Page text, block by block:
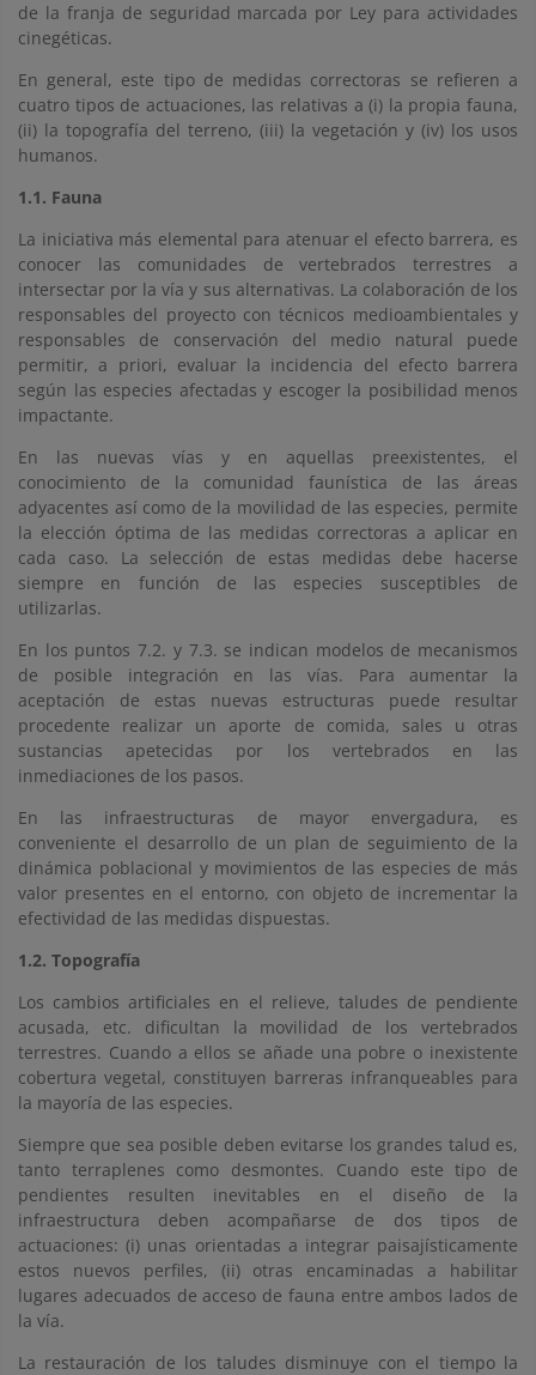
de la franja de seguridad marcada por Ley para actividades
cinegéticas.
En general, este tipo de medidas correctoras se refieren a
cuatro tipos de actuaciones, las relativas a (i) la propia fauna,
(ii) la topografía del terreno, (iii) la vegetación y (iv) los usos
humanos.
1.1. Fauna
La iniciativa más elemental para atenuar el efecto barrera, es
conocer las comunidades de vertebrados terrestres a
intersectar por la vía y sus alternativas. La colaboración de los
responsables del proyecto con técnicos medioambientales y
responsables de conservación del medio natural puede
permitir, a priori, evaluar la incidencia del efecto barrera
según las especies afectadas y escoger la posibilidad menos
impactante.
En las nuevas vías y en aquellas preexistentes, el
conocimiento de la comunidad faunística de las áreas
adyacentes así como de la movilidad de las especies, permite
la elección óptima de las medidas correctoras a aplicar en
cada caso. La selección de estas medidas debe hacerse
siempre en función de las especies susceptibles de
utilizarlas.
En los puntos 7.2. y 7.3. se indican modelos de mecanismos
de posible integración en las vías. Para aumentar la
aceptación de estas nuevas estructuras puede resultar
procedente realizar un aporte de comida, sales u otras
sustancias apetecidas por los vertebrados en las
inmediaciones de los pasos.
En las infraestructuras de mayor envergadura, es
conveniente el desarrollo de un plan de seguimiento de la
dinámica poblacional y movimientos de las especies de más
valor presentes en el entorno, con objeto de incrementar la
efectividad de las medidas dispuestas.
1.2. Topografía
Los cambios artificiales en el relieve, taludes de pendiente
acusada, etc. dificultan la movilidad de los vertebrados
terrestres. Cuando a ellos se añade una pobre o inexistente
cobertura vegetal, constituyen barreras infranqueables para
la mayoría de las especies.
Siempre que sea posible deben evitarse los grandes talud es,
tanto terraplenes como desmontes. Cuando este tipo de
pendientes resulten inevitables en el diseño de la
infraestructura deben acompañarse de dos tipos de
actuaciones: (i) unas orientadas a integrar paisajísticamente
estos nuevos perfiles, (ii) otras encaminadas a habilitar
lugares adecuados de acceso de fauna entre ambos lados de
la vía.
La restauración de los taludes disminuye con el tiempo la